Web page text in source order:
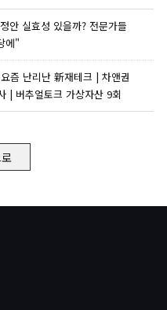
안 실효성 있을까? 전문가들
에"
즘 난리난 新재테크 | 차앤권
| 버추얼토크 가상자산 9회